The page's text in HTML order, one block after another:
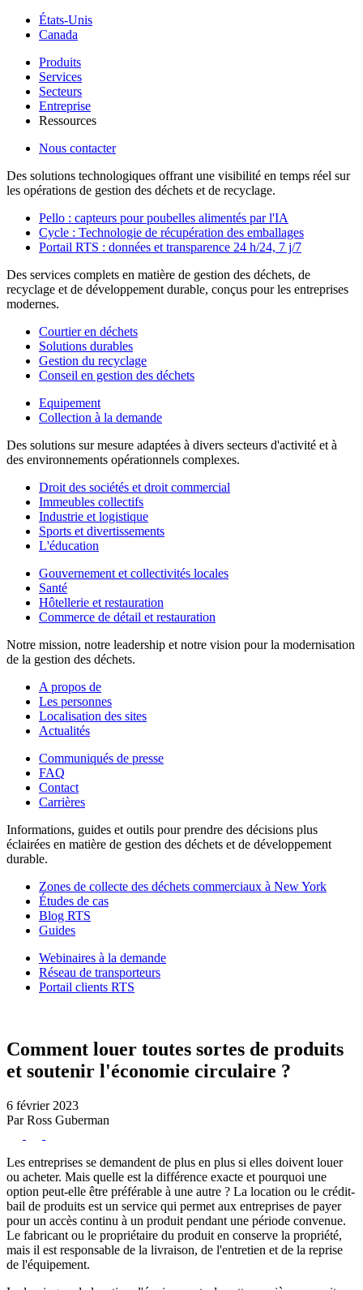
États-Unis
Canada
Produits
Services
Secteurs
Entreprise
Ressources
Nous contacter
Des solutions technologiques offrant une visibilité en temps réel sur
les opérations de gestion des déchets et de recyclage.
Pello : capteurs pour poubelles alimentés par l'IA
Cycle : Technologie de récupération des emballages
Portail RTS : données et transparence 24 h/24, 7 j/7
Des services complets en matière de gestion des déchets, de
recyclage et de développement durable, conçus pour les entreprises
modernes.
Courtier en déchets
Solutions durables
Gestion du recyclage
Conseil en gestion des déchets
Equipement
Collection à la demande
Des solutions sur mesure adaptées à divers secteurs d'activité et à
des environnements opérationnels complexes.
Droit des sociétés et droit commercial
Immeubles collectifs
Industrie et logistique
Sports et divertissements
L'éducation
Gouvernement et collectivités locales
Santé
Hôtellerie et restauration
Commerce de détail et restauration
Notre mission, notre leadership et notre vision pour la modernisation
de la gestion des déchets.
A propos de
Les personnes
Localisation des sites
Actualités
Communiqués de presse
FAQ
Contact
Carrières
Informations, guides et outils pour prendre des décisions plus
éclairées en matière de gestion des déchets et de développement
durable.
Zones de collecte des déchets commerciaux à New York
Études de cas
Blog RTS
Guides
Webinaires à la demande
Réseau de transporteurs
Portail clients RTS
Comment louer toutes sortes de produits
et soutenir l'économie circulaire ?
6 février 2023
Par Ross Guberman
Les entreprises se demandent de plus en plus si elles doivent louer
ou acheter. Mais quelle est la différence exacte et pourquoi une
option peut-elle être préférable à une autre ? La location ou le crédit-
bail de produits est un service qui permet aux entreprises de payer
pour un accès continu à un produit pendant une période convenue.
Le fabricant ou le propriétaire du produit en conserve la propriété,
mais il est responsable de la livraison, de l'entretien et de la reprise
de l'équipement.